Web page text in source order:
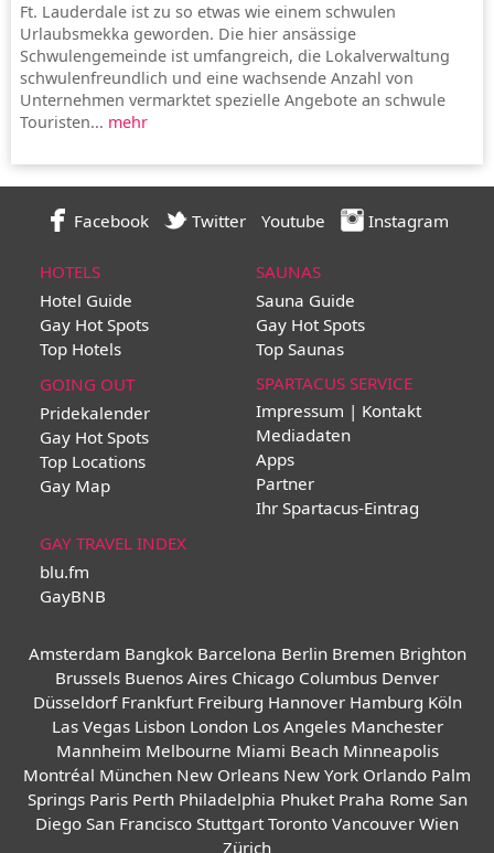
Ft. Lauderdale ist zu so etwas wie einem schwulen
Urlaubsmekka geworden. Die hier ansässige
Schwulengemeinde ist umfangreich, die Lokalverwaltung
schwulenfreundlich und eine wachsende Anzahl von
Unternehmen vermarktet spezielle Angebote an schwule
Touristen... mehr
Facebook Twitter Youtube Instagram
HOTELS
Hotel Guide
Gay Hot Spots
Top Hotels
SAUNAS
Sauna Guide
Gay Hot Spots
Top Saunas
GOING OUT
Pridekalender
Gay Hot Spots
Top Locations
Gay Map
SPARTACUS SERVICE
Impressum | Kontakt
Mediadaten
Apps
Partner
Ihr Spartacus-Eintrag
GAY TRAVEL INDEX
blu.fm
GayBNB
Amsterdam Bangkok Barcelona Berlin Bremen Brighton
Brussels Buenos Aires Chicago Columbus Denver
Düsseldorf Frankfurt Freiburg Hannover Hamburg Köln
Las Vegas Lisbon London Los Angeles Manchester
Mannheim Melbourne Miami Beach Minneapolis
Montréal München New Orleans New York Orlando Palm
Springs Paris Perth Philadelphia Phuket Praha Rome San
Diego San Francisco Stuttgart Toronto Vancouver Wien
Zürich